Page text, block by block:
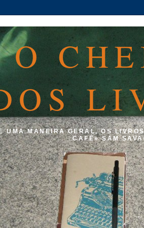
O
UMA MANEIRA GERAL, OS
CAFÉ» SAM